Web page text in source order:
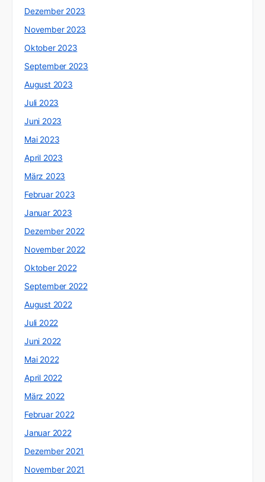
Dezember 2023
November 2023
Oktober 2023
September 2023
August 2023
Juli 2023
Juni 2023
Mai 2023
April 2023
März 2023
Februar 2023
Januar 2023
Dezember 2022
November 2022
Oktober 2022
September 2022
August 2022
Juli 2022
Juni 2022
Mai 2022
April 2022
März 2022
Februar 2022
Januar 2022
Dezember 2021
November 2021